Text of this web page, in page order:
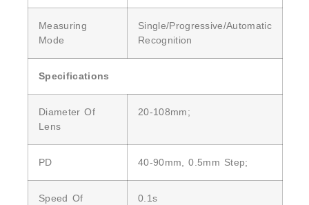
Measuring
Mode
Single/progressive/automatic
Recognition
Specifications
Diameter Of
Lens
20-108mm;
PD 40-90mm, 0.5mm Step;
Speed Of
0.1s